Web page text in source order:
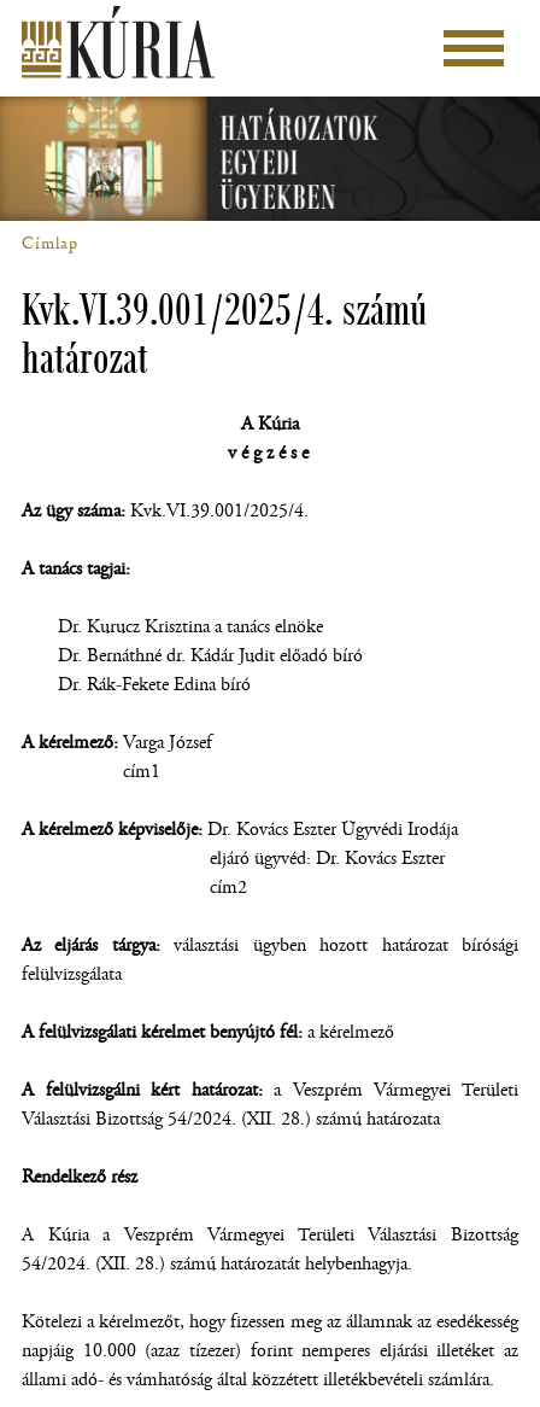
tartalomra
Főmenü
Címlap
Kvk.VI.39.001/2025/4. számú
határozat
A Kúria
végzése
Az ügy száma:Kvk.VI.39.001/2025/4.
A tanács tagjai:
Dr. Kurucz Krisztina a tanács elnöke
Dr. Bernáthné dr. Kádár Judit előadó bíró
Dr. Rák-Fekete Edina bíró
A kérelmező:Varga József
cím1
A kérelmező képviselője:Dr. Kovács Eszter Ügyvédi Irodája
eljáró ügyvéd: Dr. Kovács Eszter
cím2
Az eljárás tárgya:választási ügyben hozott határozat bírósági
felülvizsgálata
A felülvizsgálati kérelmet benyújtó fél:a kérelmező
A felülvizsgálni kért határozat:a Veszprém Vármegyei Területi
Választási Bizottság 54/2024. (XII. 28.) számú határozata
Rendelkező rész
A Kúria a Veszprém Vármegyei Területi Választási Bizottság
54/2024. (XII. 28.) számú határozatát helybenhagyja.
Kötelezi a kérelmezőt, hogy fizessen meg az államnak az esedékesség
napjáig 10.000 (azaz tízezer) forint nemperes eljárási illetéket az
állami adó- és vámhatóság által közzétett illetékbevételi számlára.